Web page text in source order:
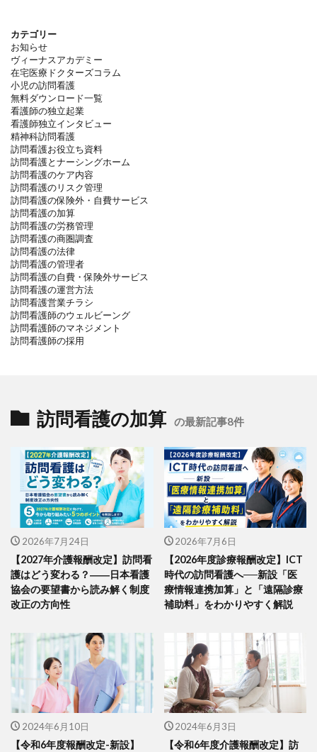
カテゴリー
お知らせ
ヴィーナスアカデミー
在宅医療ドクターズコラム
小児の訪問看護
無料ダウンロード一覧
看護師の独立起業
看護師独立インタビュー
精神科訪問看護
訪問看護お役立ち資料
訪問看護とナーシングホーム
訪問看護のケア内容
訪問看護のリスク管理
訪問看護の保険外・自費サービス
訪問看護の加算
訪問看護の労務管理
訪問看護の商圏調査
訪問看護の法律
訪問看護の管理者
訪問看護の自費・保険外サービス
訪問看護の運営方法
訪問看護営業チラシ
訪問看護師のウェルビーング
訪問看護師のマネジメント
訪問看護師の採用
訪問看護の加算 の最新記事8件
2026年7月24日
【2027年介護報酬改定】訪問看
護はどう変わる？――日本看護
協会の要望書から読み解く制度
改正の方向性
2026年7月6日
【2026年度診療報酬改定】ICT
時代の訪問看護へ──新設「医
療情報連携加算」と「遠隔診療
補助料」をわかりやすく解説
2024年6月10日
【令和6年度報酬改定-新設】
2024年6月3日
【令和6年度介護報酬改定】訪